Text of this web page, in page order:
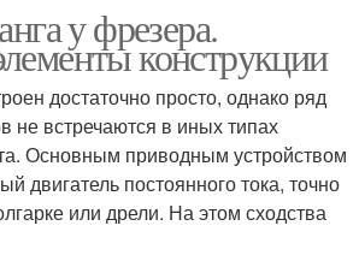
у фрезера.
конструкции
достаточно просто, однако ряд
не встречаются в иных типах
Основным приводным устройством
двигатель постоянного тока, точно
или дрели. На этом сходства